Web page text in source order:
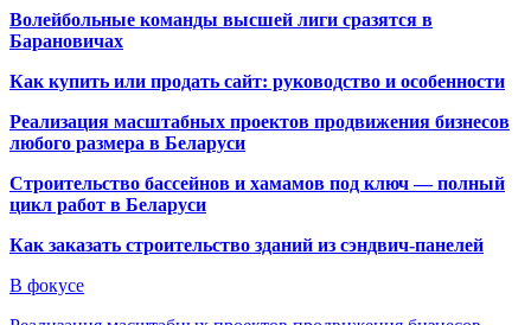
Волейбольные команды высшей лиги сразятся в
Барановичах
Как купить или продать сайт: руководство и особенности
Реализация масштабных проектов продвижения бизнесов
любого размера в Беларуси
Строительство бассейнов и хамамов под ключ — полный
цикл работ в Беларуси
Как заказать строительство зданий из сэндвич-панелей
В фокусе